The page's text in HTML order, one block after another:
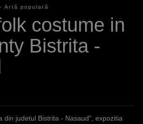
Artă populară
costume in
Bistrita -
din judetul Bistrita - Nasaud", expozitia